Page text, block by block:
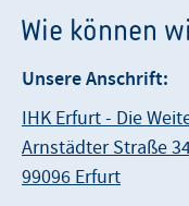
Wie können
Unsere Anschrift:
IHK Erfurt - Die
Arnstädter Straße
99096 Erfurt